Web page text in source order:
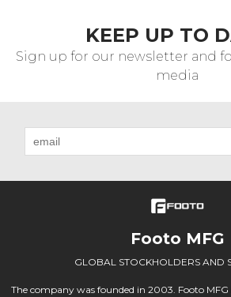
KEEP UP TO
Sign up for our newsletter and
media
Footo MFG
GLOBAL STOCKHOLDERS AND
The company was founded in 2003. Footo